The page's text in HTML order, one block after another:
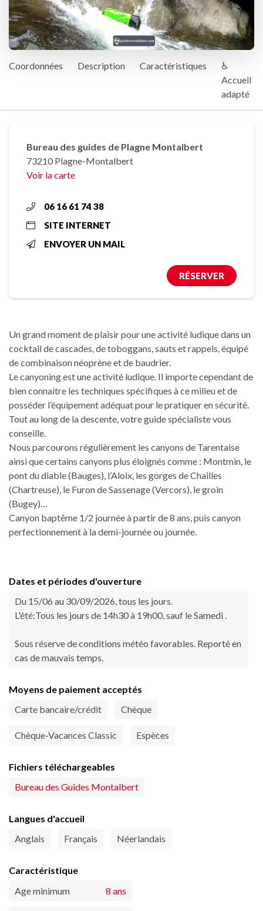
Coordonnées Description Caractéristiques
♿
Accueil
adapté
Bureau des guides de Plagne Montalbert
73210 Plagne-Montalbert
Voir la carte
06 16 61 74 38
SITE INTERNET
ENVOYER UN MAIL
RÉSERVER
Un grand moment de plaisir pour une activité ludique dans un
cocktail de cascades, de toboggans, sauts et rappels, équipé
de combinaison néoprène et de baudrier.
Le canyoning est une activité ludique. Il importe cependant de
bien connaitre les techniques spécifiques à ce milieu et de
posséder l’équipement adéquat pour le pratiquer en sécurité.
Tout au long de la descente, votre guide spécialiste vous
conseille.
Nous parcourons régulièrement les canyons de Tarentaise
ainsi que certains canyons plus éloignés comme : Montmin, le
pont du diable (Bauges), l’Aloix, les gorges de Chailles
(Chartreuse), le Furon de Sassenage (Vercors), le groin
(Bugey)…
Canyon baptême 1/2 journée à partir de 8 ans, puis canyon
perfectionnement à la demi-journée ou journée.
Dates et périodes d'ouverture
Du 15/06 au 30/09/2026, tous les jours.
L'été:Tous les jours de 14h30 à 19h00, sauf le Samedi .
Sous réserve de conditions météo favorables. Reporté en
cas de mauvais temps.
Moyens de paiement acceptés
Carte bancaire/crédit
Chèque
Chèque-Vacances Classic Espèces
Fichiers téléchargeables
Bureau des Guides Montalbert
Langues d'accueil
Anglais
Français Néerlandais
Caractéristique
Age minimum
8 ans